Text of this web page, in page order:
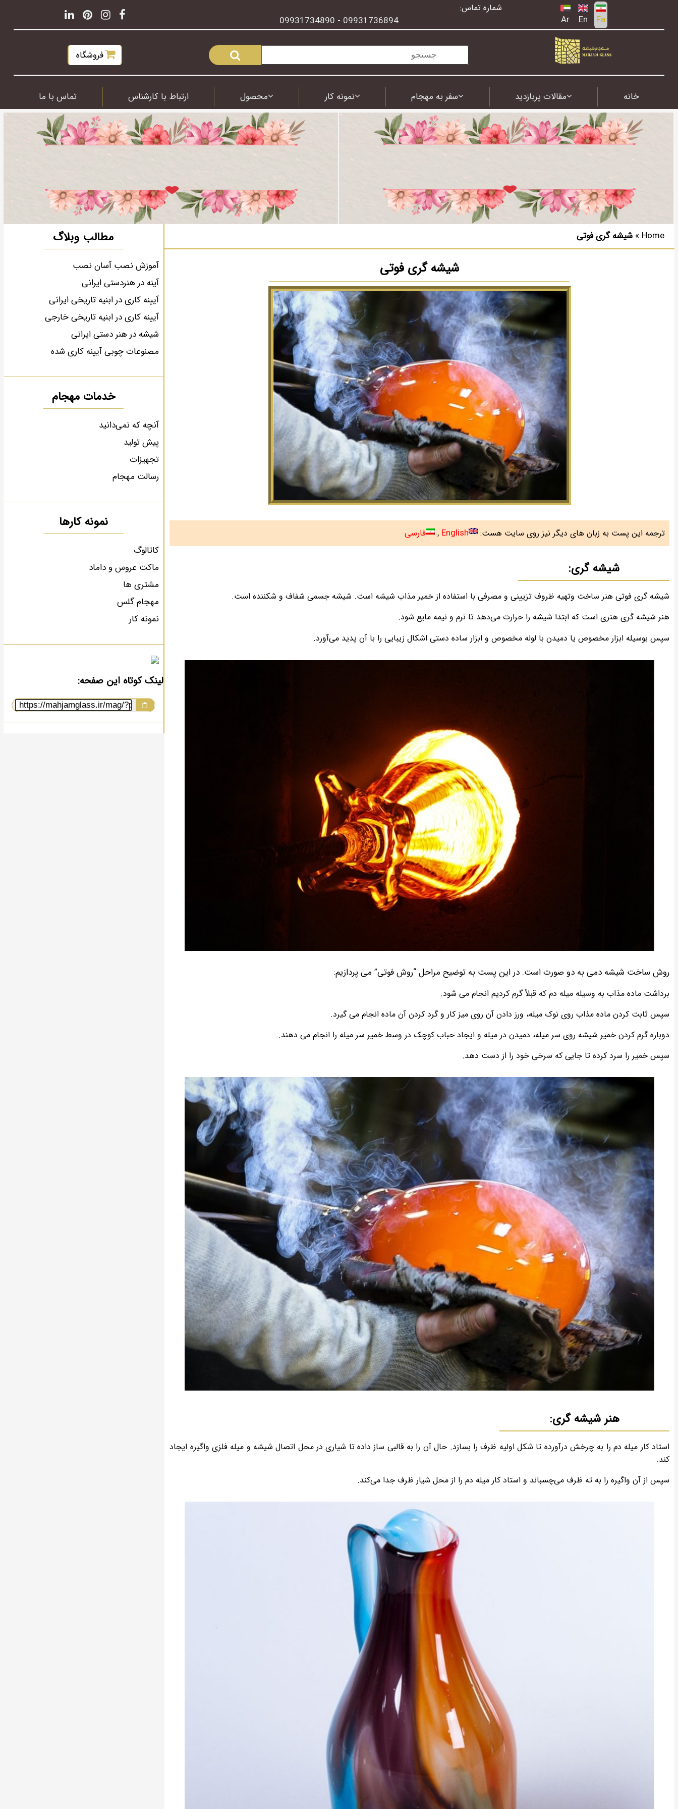
Fa
En
Ar
شماره تماس:
09931736894
-
09931734890
فروشگاه
خانه مقالات پربازدید سفر به مهجام نمونه کار محصول ارتباط با کارشناس تماس با ما
Home
» شیشه گری فوتی
شیشه گری فوتی
ترجمه این پست به زبان های دیگر نیز روی سایت هست: English فارسی
شیشه­ گری:
شیشه­ گری فوتی هنر ساخت وتهیه ظروف تزیینی و مصرفی با استفاده از خمیر مذاب شیشه است. شیشه جسمی شفاف و شکننده است.
هنر شیشه­ گری هنری است که ابتدا شیشه را حرارت می‌دهد تا نرم و نیمه مایع شود.
سپس بوسیله ابزار مخصوص یا دمیدن با لوله مخصوص و ابزار ساده دستی اشکال زیبایی را با آن پدید می‌آورد.
روش ساخت شیشه دمی به دو صورت است. در این پست به توضیح مراحل “روش فوتی” می پردازیم:
برداشت ماده مذاب به وسیله میله دم که قبلاً گرم کردیم انجام می شود.
سپس ثابت کردن ماده مذاب روی نوک میله، ورز دادن آن روی میز کار و گرد کردن آن ماده انجام می گیرد.
دوباره گرم کردن خمیر شیشه روی سر میله، دمیدن در میله و ایجاد حباب کوچک در وسط خمیر سر میله را انجام می دهند.
سپس خمیر را سرد کرده تا جایی که سرخی خود را از دست دهد.
هنر شیشه گری:
استاد کار میله دم را به چرخش درآورده تا شکل اولیه ظرف را بسازد. حال آن را به قالبی ساز داده تا شیاری در محل اتصال شیشه و میله فلزی واگیره ایجاد
کند.
سپس از آن واگیره را به ته ظرف می‌چسباند و استاد کار میله دم را از محل شیار ظرف جدا می‌کند.
مطالب وبلاگ
آموزش نصب آسان نصب
آینه در هنردستی ایرانی
آیینه کاری در ابنیه تاریخی ایرانی
آیینه کاری در ابنیه تاریخی خارجی
شیشه در هنر دستی ایرانی
مصنوعات چوبی آیینه کاری شده
خدمات مهجام
آنچه که نمی‌دانید
پیش تولید
تجهیزات
رسالت مهجام
نمونه کارها
کاتالوگ
ماکت عروس و داماد
مشتری ها
مهجام گلس
نمونه کار
لینک کوتاه این صفحه: